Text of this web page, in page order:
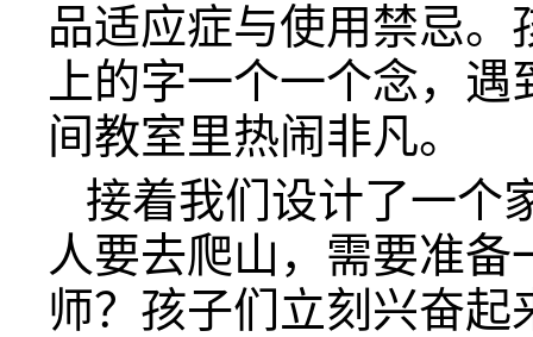
品适应症与使用禁忌
上的字一个一个念，
间教室里热闹非凡。
接着我们设计了一
人要去爬山，需要准
师？孩子们立刻兴奋